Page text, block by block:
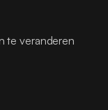
te veranderen